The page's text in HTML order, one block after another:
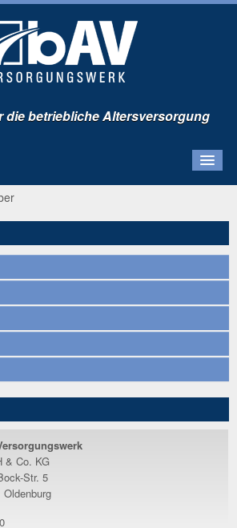
die betriebliche Altersversorgung
Arbeitgeber-Service
Arbeitnehmer-Service
& Co. KG
Str. 5
Oldenburg